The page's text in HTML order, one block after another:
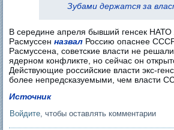
Зубами держатся за
В середине апреля бывший генсек НАТО
Расмуссенназвал Россию опаснее
Расмуссена, советские власти не
ядерном конфликте, но сейчас он
Действующие российские власти экс-
более непредсказуемыми, чем власти
Источник
Войдите , чтобы оставлять комментарии